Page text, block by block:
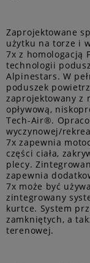
Zaprojektowane
użytku na torze i
7x z homologacją
technologii
Alpinestars. W
poduszek
zaprojektowany z
opływową,
Tech-Air®.
wyczynowej/
7x zapewnia
części ciała,
plecy.
zapewnia
7x może być
zintegrowany
kurtce. System
zamkniętych, a
terenowej.